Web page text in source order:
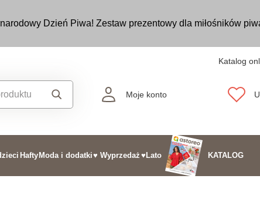
Dzień Piwa! Zestaw prezentowy dla miłośników
Katalog
Moje konto
Hafty Moda i dodatki♥ Wyprzedaż ♥Lato KATALOG